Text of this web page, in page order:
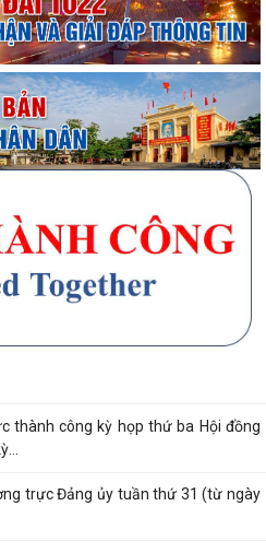
Lãnh đạo UBND phường Phạm Sư
trực Đảng ủy tuần thứ 32 (từ ngày
hội nghị công bố các quyết định chỉ
bộ...
nghị đánh giá tiến độ khám sức khỏe
thành công kỳ họp thứ ba Hội đồng
trực Đảng ủy tuần thứ 31 (từ ngày